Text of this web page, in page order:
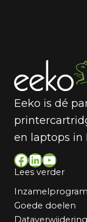
Eeko is dé
en laptops in
Facebook LinkedIn YouTube
Lees verder
Goede doelen